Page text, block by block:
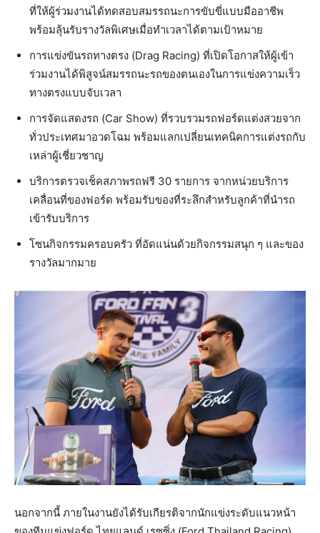
ที่ให้ผู้ร่วมงานได้ทดสอบสมรรถนะการขับขี่แบบมืออาชีพ
พร้อมลุ้นรับรางวัลพิเศษเมื่อทำเวลาได้ตามเป้าหมาย
การแข่งขันรถทางตรง (Drag Racing) ที่เปิดโอกาสให้ผู้เข้า
ร่วมงานได้พิสูจน์สมรรถนะรถของตนเองในการแข่งความเร็ว
ทางตรงแบบจับเวลา
การจัดแสดงรถ (Car Show) ที่รวบรวมรถฟอร์ดแต่งสวยจาก
ทั่วประเทศมาอวดโฉม พร้อมแลกเปลี่ยนเทคนิคการแต่งรถกับ
เหล่าผู้เชี่ยวชาญ
บริการตรวจเช็คสภาพรถฟรี 30 รายการ จากหน่วยบริการ
เคลื่อนที่ของฟอร์ด พร้อมรับของที่ระลึกสำหรับลูกค้าที่นำรถ
เข้ารับบริการ
โซนกิจกรรมครอบครัว ที่อัดแน่นด้วยกิจกรรมสนุก ๆ และของ
รางวัลมากมาย
นอกจากนี้ ภายในงานยังได้รับเกียรติจากนักแข่งระดับแนวหน้า